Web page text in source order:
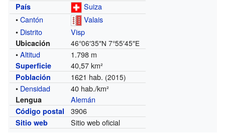
País
Suiza
•Cantón
Valais
• Distrito Visp
Ubicación 46°06′35″N 7°55′45″E
•Altitud 1.798 m
Superficie 40,57 km²
Población 1621 hab. (2015)
• Densidad 40 hab./km²
Lengua Alemán
Código postal 3906
Sitio web Sitio web oficial